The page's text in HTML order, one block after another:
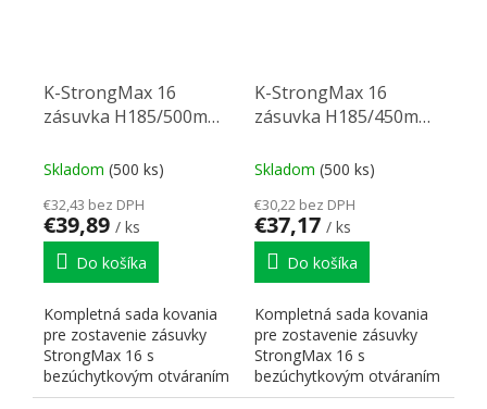
K-StrongMax 16
zásuvka H185/500mm
Skladom (500 ks)
€32,43 bez DPH
€39,89 / ks
Do košíka
Kompletná sada kovania
pre zostavenie zásuvky
StrongMax 16 s
bezúchytkovým otváraním
"PUSH". Nutné doplniť
K-StrongMax 16
zásuvka H185/450mm
Skladom (500 ks)
€30,22 bez DPH
€37,17 / ks
Do košíka
Kompletná sada kovania
pre zostavenie zásuvky
StrongMax 16 s
bezúchytkovým otváraním
"PUSH". Nutné doplniť